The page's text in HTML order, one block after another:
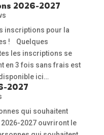
2026-2027
inscriptions pour la
! Quelques
les inscriptions se
en 3 fois sans frais est
ici…
2027
qui souhaitent
2026-2027 ouvriront le